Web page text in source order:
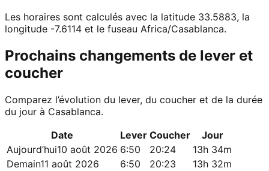
Les horaires sont calculés avec la latitude 33.5883, la
longitude -7.6114 et le fuseau Africa/Casablanca.
Prochains changements de lever et
coucher
Comparez l’évolution du lever, du coucher et de la durée
du jour à Casablanca.
Date
Lever Coucher
Jour
Aujourd’hui10 août 2026 6:50 20:24
13h 34m
Demain11 août 2026 6:50 20:23
13h 32m